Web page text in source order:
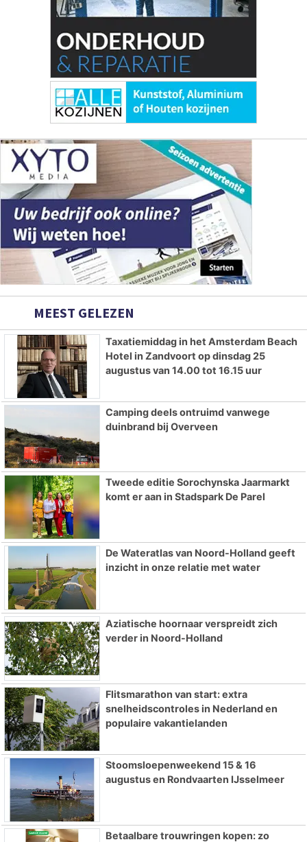
MEEST GELEZEN
Taxatiemiddag in het Amsterdam Beach
Hotel in Zandvoort op dinsdag 25
augustus van 14.00 tot 16.15 uur
Camping deels ontruimd vanwege
duinbrand bij Overveen
Tweede editie Sorochynska Jaarmarkt
komt er aan in Stadspark De Parel
De Wateratlas van Noord-Holland geeft
inzicht in onze relatie met water
Aziatische hoornaar verspreidt zich
verder in Noord-Holland
Flitsmarathon van start: extra
snelheidscontroles in Nederland en
populaire vakantielanden
Stoomsloepenweekend 15 & 16
augustus en Rondvaarten IJsselmeer
Betaalbare trouwringen kopen: zo